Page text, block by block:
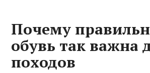
Почему
обувь так важна
походов